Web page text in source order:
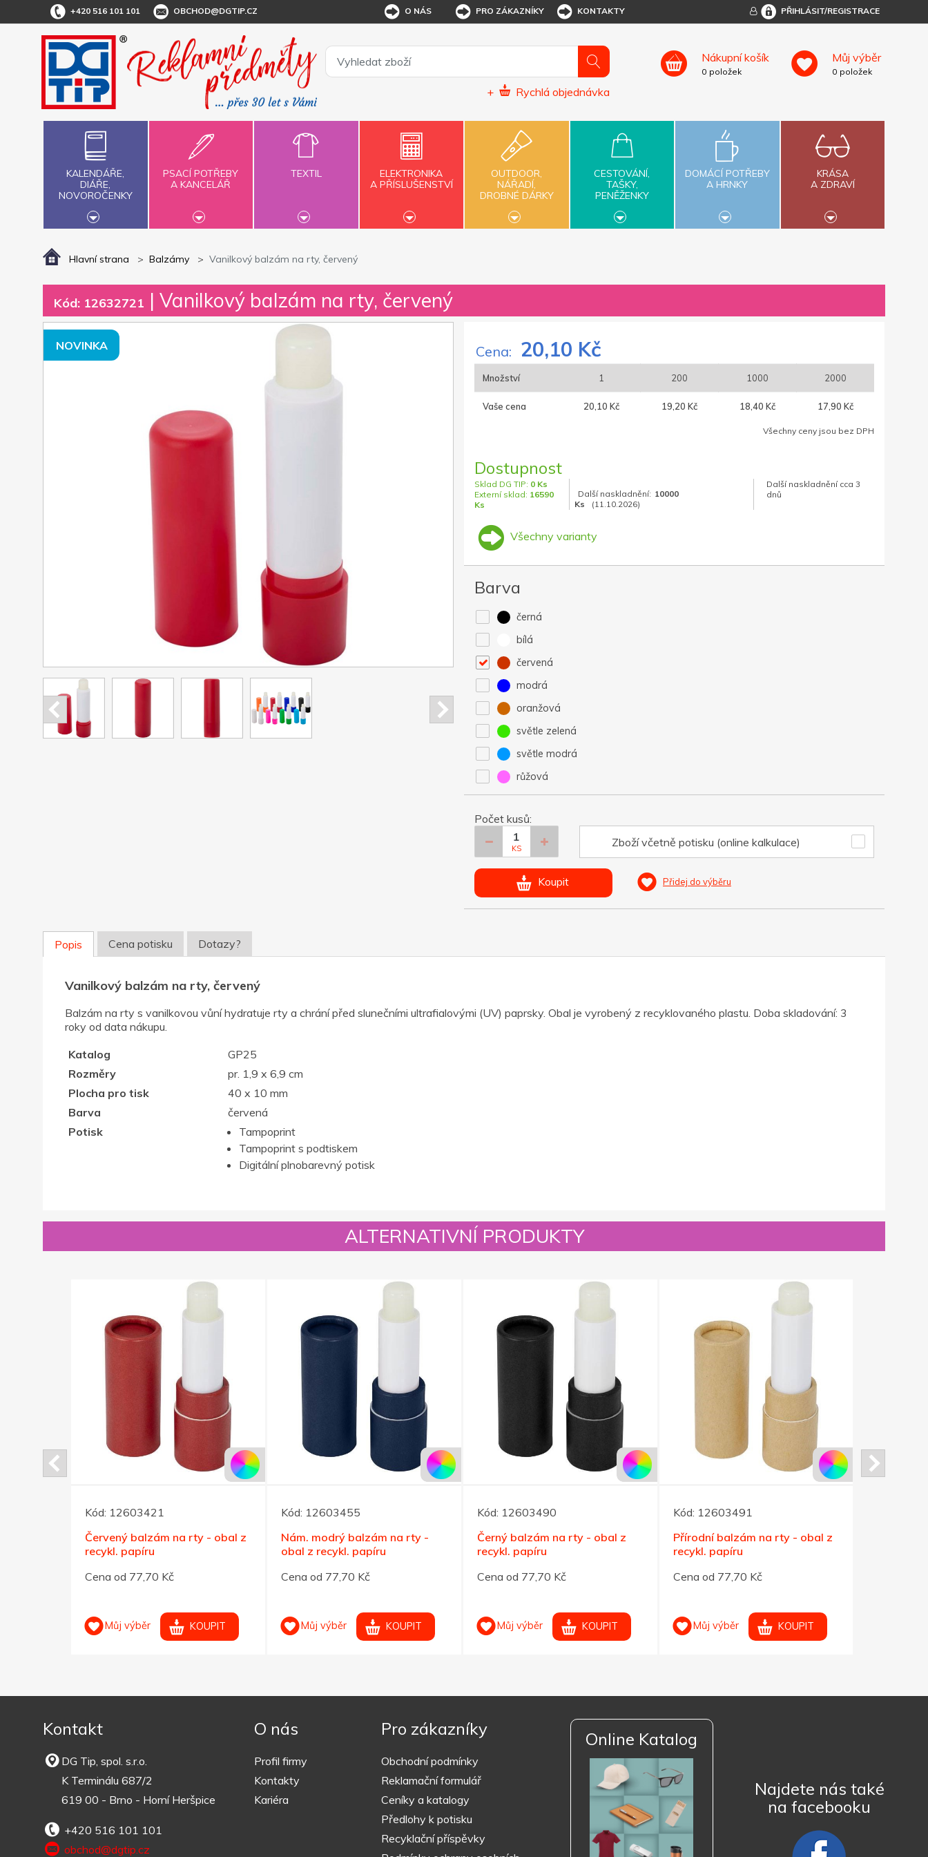
+420 516 101 101 OBCHOD@DGTIP.CZ O NÁS PRO ZÁKAZNÍKY KONTAKTY PŘIHLÁSIT/REGISTRACE
+ Rychlá objednávka
Nákupní košík
0 položek
Můj výběr
0 položek
KALENDÁŘE,
DIÁŘE,
NOVOROČENKY
PSACÍ POTŘEBY
A KANCELÁŘ
TEXTIL
ELEKTRONIKA
A PŘÍSLUŠENSTVÍ
OUTDOOR,
NÁŘADÍ,
DROBNÉ DÁRKY
CESTOVÁNÍ,
TAŠKY,
PENĚŽENKY
DOMÁCÍ POTŘEBY
A HRNKY
KRÁSA
A ZDRAVÍ
Hlavní strana Balzámy Vanilkový balzám na rty, červený
Kód: 12632721 | Vanilkový balzám na rty, červený
NOVINKA Cena: 20,10 Kč
Množství 1 200 1000 2000
Vaše cena 20,10 Kč 19,20 Kč 18,40 Kč 17,90 Kč
Všechny ceny jsou bez DPH
Dostupnost
Sklad DG TIP: 0 Ks
Externí sklad: 16590
Ks
Další naskladnění: 10000
Ks
(11.10.2026)
Další naskladnění cca 3
dnů
Všechny varianty
Barva
černá
bílá
červená
modrá
oranžová
světle zelená
světle modrá
růžová
Počet kusů:
KS Zboží včetně potisku (online kalkulace)
Koupit Přidej do výběru
Popis Cena potisku Dotazy?
Vanilkový balzám na rty, červený
Balzám na rty s vanilkovou vůní hydratuje rty a chrání před slunečními ultrafialovými (UV) paprsky. Obal je vyrobený z recyklovaného plastu. Doba skladování: 3
roky od data nákupu.
Katalog
GP25
Rozměry
pr. 1,9 x 6,9 cm
Plocha pro tisk
40 x 10 mm
Barva
červená
Potisk
Tampoprint
Tampoprint s podtiskem
Digitální plnobarevný potisk
ALTERNATIVNÍ PRODUKTY
Kód: 12603421
Červený balzám na rty - obal z
recykl. papíru
Cena od 77,70 Kč
Můj výběr KOUPIT
Kód: 12603455
Nám. modrý balzám na rty -
obal z recykl. papíru
Cena od 77,70 Kč
Můj výběr KOUPIT
Kód: 12603490
Černý balzám na rty - obal z
recykl. papíru
Cena od 77,70 Kč
Můj výběr KOUPIT
Kód: 12603491
Přírodní balzám na rty - obal z
recykl. papíru
Cena od 77,70 Kč
Můj výběr KOUPIT
Kontakt
DG Tip, spol. s.r.o.
K Terminálu 687/2
619 00 - Brno - Horní Heršpice
+420 516 101 101
obchod@dgtip.cz
O nás
Profil firmy
Kontakty
Kariéra
Pro zákazníky
Obchodní podmínky
Reklamační formulář
Ceníky a katalogy
Předlohy k potisku
Recyklační příspěvky
Online Katalog
Najdete nás také
na facebooku